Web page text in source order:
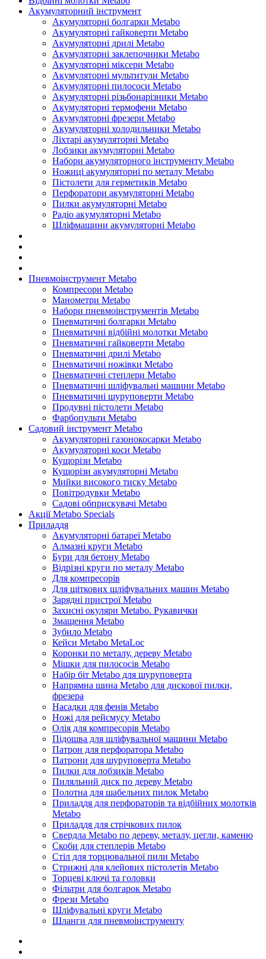
Акумуляторний інструмент
Акумуляторні болгарки Metabo
Акумуляторні гайковерти Metabo
Акумуляторні дрилі Metabo
Акумуляторні заклепочники Metabo
Акумуляторні міксери Metabo
Акумуляторні мультитули Metabo
Акумуляторні пилососи Metabo
Акумуляторні різьбонарізники Metabo
Акумуляторні термофени Metabo
Акумуляторні фрезери Metabo
Акумуляторні холодильники Metabo
Ліхтарі акумуляторні Metabo
Лобзики акумуляторні Metabo
Набори акумуляторного інструменту Metabo
Ножиці акумуляторні по металу Metabo
Пістолети для герметиків Metabo
Перфоратори акумуляторні Metabo
Пилки акумуляторні Metabo
Радіо акумуляторні Metabo
Шліфмашини акумуляторні Metabo
Пневмоінструмент Metabo
Компресори Metabo
Манометри Metabo
Набори пневмоінструментів Metabo
Пневматичні болгарки Metabo
Пневматичні відбійні молотки Metabo
Пневматичні гайковерти Metabo
Пневматичні дрилі Metabo
Пневматичні ножівки Metabo
Пневматичні степлери Metabo
Пневматичні шліфувальні машини Metabo
Пневматичні шуруповерти Metabo
Продувні пістолети Metabo
Фарбопульти Metabo
Садовий інструмент Metabo
Акумуляторні газонокосарки Metabo
Акумуляторні коси Metabo
Кущорізи Metabo
Кущорізи акумуляторні Metabo
Мийки високого тиску Metabo
Повітродувки Metabo
Садові обприскувачі Metabo
Акції Metabo Specials
Приладдя
Акумуляторні батареї Metabo
Алмазні круги Metabo
Бури для бетону Metabo
Відрізні круги по металу Metabo
Для компресорів
Для щіткових шліфувальних машин Metabo
Зарядні пристрої Metabo
Захисні окуляри Metabo. Рукавички
Змащення Metabo
Зубило Metabo
Кейси Metabo MetaLoc
Коронки по металу, дереву Metabo
Мішки для пилососів Metabo
Набір біт Metabo для шуруповерта
Напрямна шина Metabo для дискової пилки,
фрезера
Насадки для фенів Metabo
Ножі для рейсмусу Metabo
Олія для компресорів Metabo
Підошва для шліфувальної машини Metabo
Патрон для перфоратора Metabo
Патрони для шуруповерта Metabo
Пилки для лобзиків Metabo
Пиляльний диск по дереву Metabo
Полотна для шабельних пилок Metabo
Приладдя для перфораторів та відбійних молотків
Metabo
Приладдя для стрічкових пилок
Свердла Metabo по дереву, металу, цегли, каменю
Скоби для степлерів Metabo
Стіл для торцювальної пили Metabo
Стрижні для клейових пістолетів Metabo
Торцеві ключі та головки
Фільтри для болгарок Metabo
Фрези Metabo
Шліфувальні круги Metabo
Шланги для пневмоінструменту